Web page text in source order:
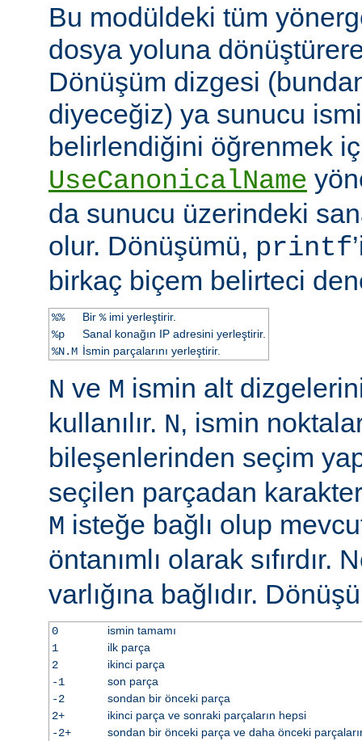
Bu modüldeki tüm
dosya yoluna
Dönüşüm dizgesi
diyeceğiz) ya sunucu
belirlendiğini öğrenmek
UseCanonicalName
da sunucu üzerindeki
olur. Dönüşümü, printf
birkaç biçem belirteci
%% Bir %imi yerleştirir.
%p
Sanal konağın IP adresini yerleştirir.
%N.M İsmin parçalarını yerleştirir.
N ve M ismin alt
kullanılır. N, ismin
bileşenlerinden seçim
seçilen parçadan
M isteğe bağlı olup
öntanımlı olarak sıfırdır.
varlığına bağlıdır.
0
ismin tamamı
1
ilk parça
2
ikinci parça
-1
son parça
-2
sondan bir önceki parça
2+
ikinci parça ve sonraki parçaların hepsi
-2+
sondan bir önceki parça ve daha önceki